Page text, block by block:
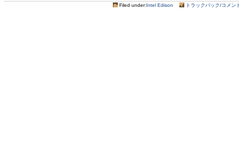
Filed under:Intel Edison トラックバック/コメン